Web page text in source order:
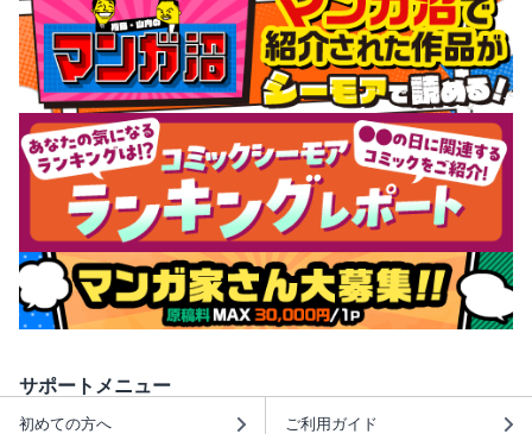
サポートメニュー
初めての方へ ご利用ガイド